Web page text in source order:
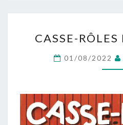
CASSE-
01/08/2022